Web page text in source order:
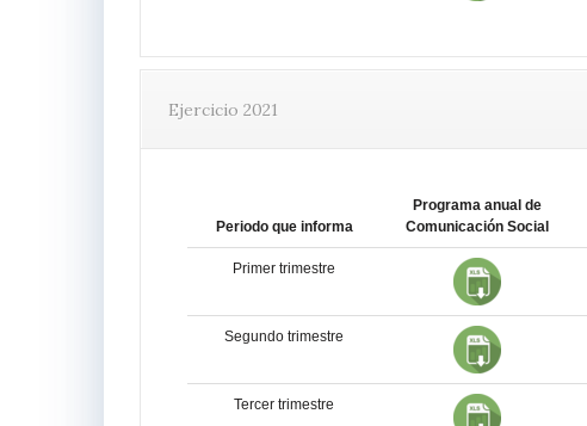
Ejercicio 2021
Periodo que informa
Programa anual de
Comunicación Social
Primer trimestre
Segundo trimestre
Tercer trimestre